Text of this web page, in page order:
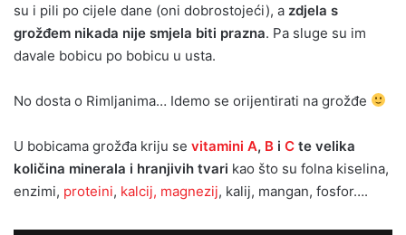
su i pili po cijele dane (oni dobrostojeći), a zdjela s
grožđem nikada nije smjela biti prazna. Pa sluge su im
davale bobicu po bobicu u usta.
No dosta o Rimljanima… Idemo se orijentirati na grožđe
U bobicama grožđa kriju se vitamini A, B i C te velika
količina minerala i hranjivih tvari kao što su folna kiselina,
enzimi, proteini, kalcij, magnezij, kalij, mangan, fosfor….